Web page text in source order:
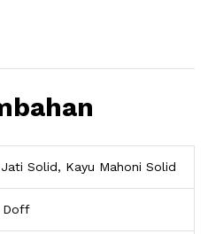
Solid, Kayu Mahoni Solid
Doff